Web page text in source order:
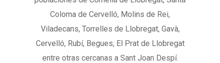
Coloma de Cervelló, Molins de Rei,
Viladecans, Torrelles de Llobregat, Gavà,
Cervelló, Rubí, Begues, El Prat de Llobregat
entre otras cercanas a Sant Joan Despí.